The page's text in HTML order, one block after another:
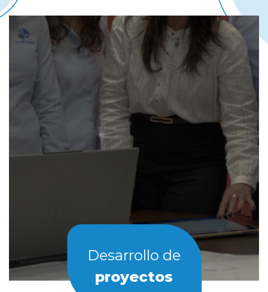
Desarrollo de
proyectos